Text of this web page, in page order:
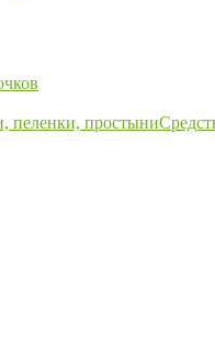
пеленки, простыни